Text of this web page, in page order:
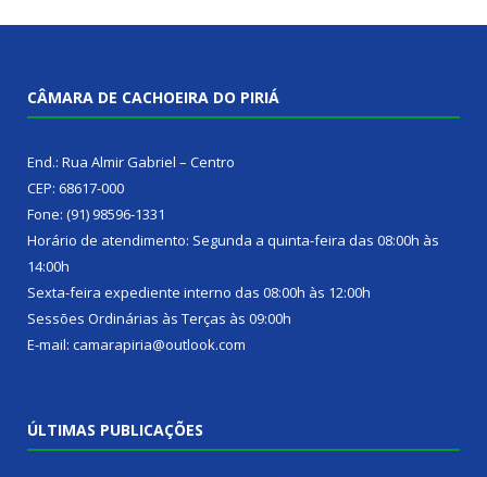
CÂMARA DE CACHOEIRA DO PIRIÁ
End.: Rua Almir Gabriel – Centro
CEP: 68617-000
Fone: (91) 98596-1331
Horário de atendimento: Segunda a quinta-feira das 08:00h às
14:00h
Sexta-feira expediente interno das 08:00h às 12:00h
Sessões Ordinárias às Terças às 09:00h
E-mail: camarapiria@outlook.com
ÚLTIMAS PUBLICAÇÕES